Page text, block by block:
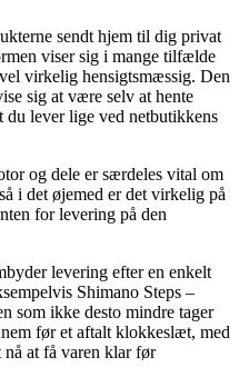
sendt hjem til dig privat
viser sig i mange tilfælde
virkelig hensigtsmæssig. Den
sig at være selv at hente
lever lige ved netbutikkens
og dele er særdeles vital om
i det øjemed er det virkelig på
for levering på den
levering efter en enkelt
Shimano Steps –
som ikke desto mindre tager
før et aftalt klokkeslæt, med
nå at få varen klar før